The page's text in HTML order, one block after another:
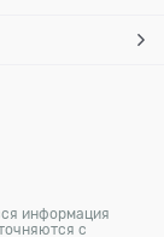
информация
с